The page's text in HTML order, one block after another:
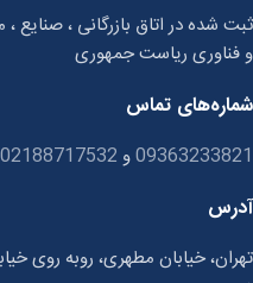
ثبت شده در اتاق بازرگانی ، صنایع
و فناوری ریاست جمهوری
شماره‌های تماس
09363233821و 02188717532
آدرس
تهران، خیابان مطهری، روبه روی